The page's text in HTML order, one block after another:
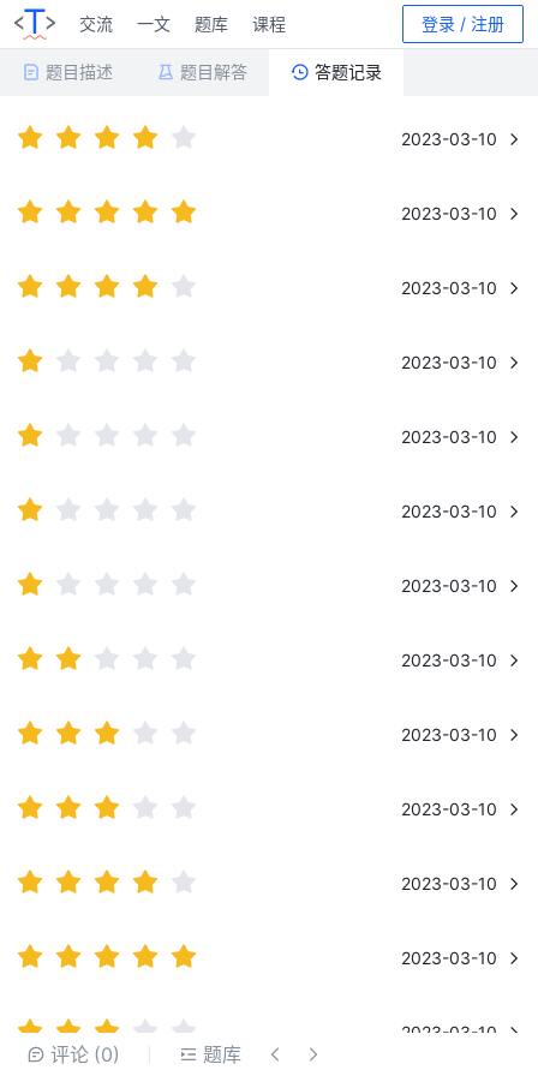
交流 一文 题库 课程 登录 / 注册
题目描述 题目解答 答题记录
2023-03-10
2023-03-10
2023-03-10
2023-03-10
2023-03-10
2023-03-10
2023-03-10
2023-03-10
2023-03-10
2023-03-10
2023-03-10
2023-03-10
2023-03-10
请先 登录
评论 (0) 题库